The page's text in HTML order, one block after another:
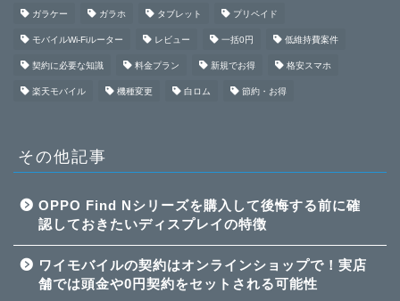
ガラケー ガラホ タブレット プリペイド
モバイルWi-Fiルーター レビュー 一括0円 低維持費案件
契約に必要な知識 料金プラン 新規でお得 格安スマホ
楽天モバイル 機種変更 白ロム 節約・お得
その他記事
OPPO Find Nシリーズを購入して後悔する前に確
認しておきたいディスプレイの特徴
ワイモバイルの契約はオンラインショップで！実店
舗では頭金や0円契約をセットされる可能性